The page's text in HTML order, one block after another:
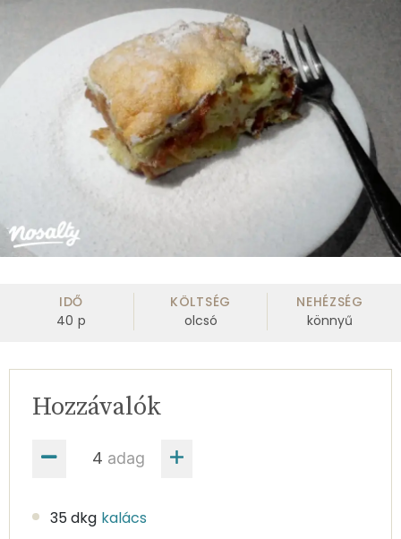
IDŐ
40 p
KÖLTSÉG
olcsó
NEHÉZSÉG
könnyű
adag
Hozzávalók
35 dkg kalács